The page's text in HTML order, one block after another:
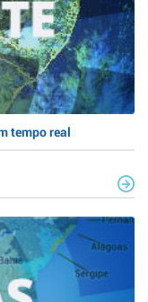
tempo real